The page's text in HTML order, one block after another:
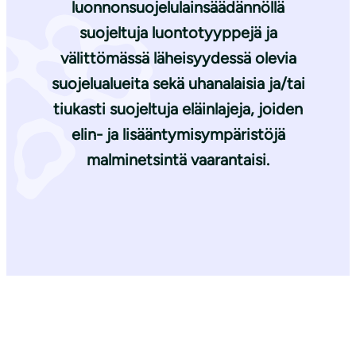
luonnonsuojelulainsäädännöllä
suojeltuja luontotyyppejä ja
välittömässä läheisyydessä olevia
suojelualueita sekä uhanalaisia ja/tai
tiukasti suojeltuja eläinlajeja, joiden
elin- ja lisääntymisympäristöjä
malminetsintä vaarantaisi.